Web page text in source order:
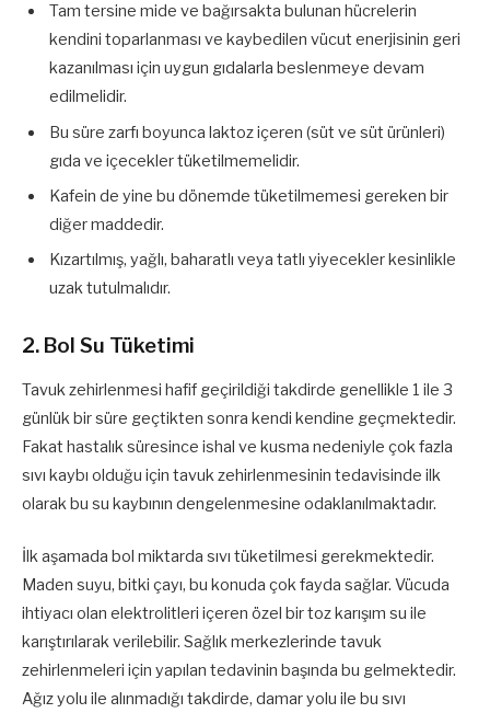
Tam tersine mide ve bağırsakta bulunan hücrelerin
kendini toparlanması ve kaybedilen vücut enerjisinin geri
kazanılması için uygun gıdalarla beslenmeye devam
edilmelidir.
Bu süre zarfı boyunca laktoz içeren (süt ve süt ürünleri)
gıda ve içecekler tüketilmemelidir.
Kafein de yine bu dönemde tüketilmemesi gereken bir
diğer maddedir.
Kızartılmış, yağlı, baharatlı veya tatlı yiyecekler kesinlikle
uzak tutulmalıdır.
2. Bol Su Tüketimi
Tavuk zehirlenmesi hafif geçirildiği takdirde genellikle 1 ile 3
günlük bir süre geçtikten sonra kendi kendine geçmektedir.
Fakat hastalık süresince ishal ve kusma nedeniyle çok fazla
sıvı kaybı olduğu için tavuk zehirlenmesinin tedavisinde ilk
olarak bu su kaybının dengelenmesine odaklanılmaktadır.
İlk aşamada bol miktarda sıvı tüketilmesi gerekmektedir.
Maden suyu, bitki çayı, bu konuda çok fayda sağlar. Vücuda
ihtiyacı olan elektrolitleri içeren özel bir toz karışım su ile
karıştırılarak verilebilir. Sağlık merkezlerinde tavuk
zehirlenmeleri için yapılan tedavinin başında bu gelmektedir.
Ağız yolu ile alınmadığı takdirde, damar yolu ile bu sıvı